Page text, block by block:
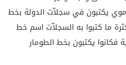
يكتبون في سجلاّت الدولة بخط
ما كتبوا به السجلاّت اسم خط
فكانوا يكتبون بخط الطومار